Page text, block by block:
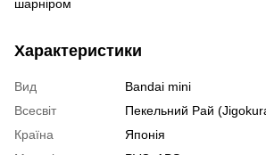
шарніром
Характеристики
Вид
Bandai mini
Всесвіт
Пекельний Рай
Країна
Японія